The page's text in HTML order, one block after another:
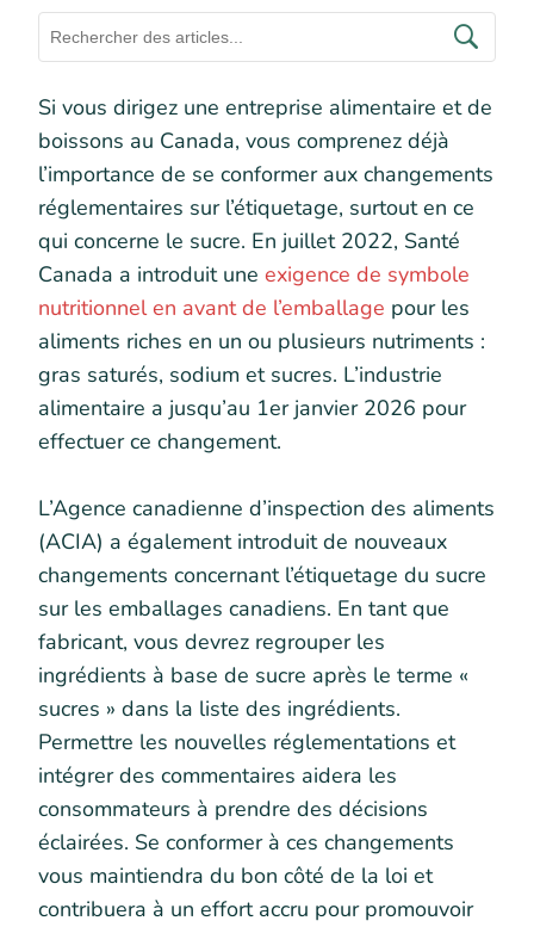
Si vous dirigez une entreprise alimentaire et de
boissons au Canada, vous comprenez déjà
l’importance de se conformer aux changements
réglementaires sur l’étiquetage, surtout en ce
qui concerne le sucre. En juillet 2022, Santé
Canada a introduit une exigence de symbole
nutritionnel en avant de l’emballage pour les
aliments riches en un ou plusieurs nutriments :
gras saturés, sodium et sucres. L’industrie
alimentaire a jusqu’au 1er janvier 2026 pour
effectuer ce changement.
L’Agence canadienne d’inspection des aliments
(ACIA) a également introduit de nouveaux
changements concernant l’étiquetage du sucre
sur les emballages canadiens. En tant que
fabricant, vous devrez regrouper les
ingrédients à base de sucre après le terme «
sucres » dans la liste des ingrédients.
Permettre les nouvelles réglementations et
intégrer des commentaires aidera les
consommateurs à prendre des décisions
éclairées. Se conformer à ces changements
vous maintiendra du bon côté de la loi et
contribuera à un effort accru pour promouvoir